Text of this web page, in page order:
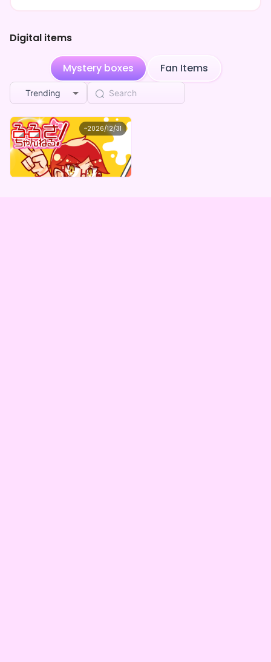
ハイテンション脳直トークでみんなを楽しませるよ！
みんなと配信で会えるのを楽しみに待ってるよ！
Digital items
Mystery boxes Fan Items
Trending
~2026/12/31
るるざ
るるざ のワクワクTOXBOXガチャ
Lowest price
1,000 Purchase Here